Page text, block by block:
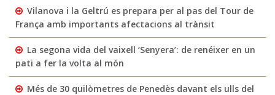
Vilanova i la Geltrú es prepara per al pas del Tour de
França amb importants afectacions al trànsit
La segona vida del vaixell ‘Senyera’: de renéixer en un
pati a fer la volta al món
Més de 30 quilòmetres de Penedès davant els ulls del